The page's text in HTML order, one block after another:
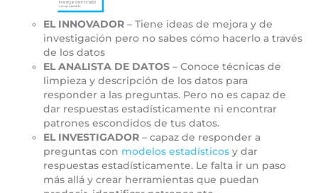
EL INNOVADOR – Tiene ideas de mejora y de
investigación pero no sabes cómo hacerlo a través
de los datos
EL ANALISTA DE DATOS– Conoce técnicas de
limpieza y descripción de los datos para
responder a las preguntas. Pero no es capaz de
dar respuestas estadísticamente ni encontrar
patrones escondidos de tus datos.
EL INVESTIGADOR – capaz de responder a
preguntas con modelos estadísticos y dar
respuestas estadísticamente. Le falta ir un paso
más allá y crear herramientas que puedan